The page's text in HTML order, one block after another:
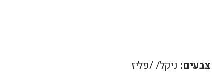
צבעים: ניקל/ /פליז